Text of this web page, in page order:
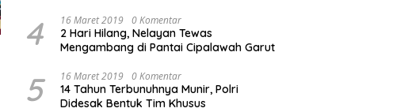
4 16 Maret 2019 0 Komentar
2 Hari Hilang, Nelayan Tewas
Mengambang di Pantai Cipalawah Garut
5 16 Maret 2019 0 Komentar
14 Tahun Terbunuhnya Munir, Polri
Didesak Bentuk Tim Khusus